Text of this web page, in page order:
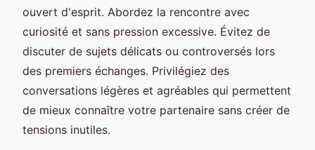
ouvert d'esprit. Abordez la rencontre avec
curiosité et sans pression excessive. Évitez de
discuter de sujets délicats ou controversés lors
des premiers échanges. Privilégiez des
conversations légères et agréables qui permettent
de mieux connaître votre partenaire sans créer de
tensions inutiles.